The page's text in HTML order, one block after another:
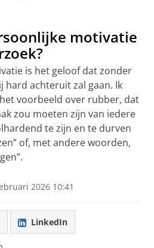
motivatie
is het geloof dat zonder
hard achteruit zal gaan. Ik
voorbeeld over rubber, dat
zou moeten zijn van iedere
te zijn en te durven
of, met andere woorden,
2026 10:41
LinkedIn